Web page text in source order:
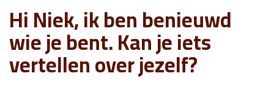
Hi Niek, ik ben benieuwd
wie je bent. Kan je iets
vertellen over jezelf?